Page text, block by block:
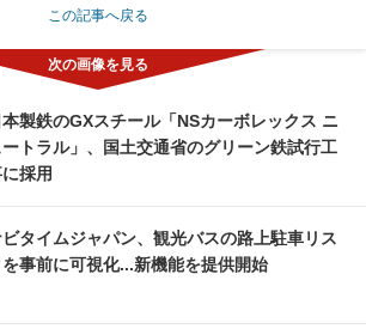
この記事へ戻る
本製鉄のGXスチール「NSカーボレックス ニ
ートラル」、国土交通省のグリーン鉄試行工
採用
タイムジャパン、観光バスの路上駐車リス
を事前に可視化...新機能を提供開始